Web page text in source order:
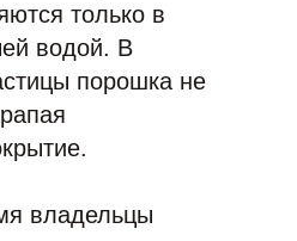
только в
водой. В
порошка не
владельцы